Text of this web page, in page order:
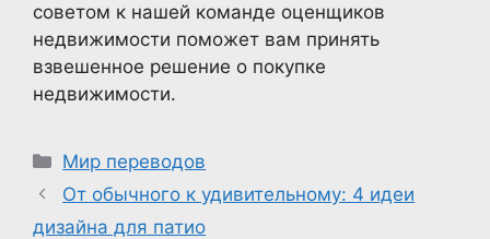
советом к нашей команде оценщиков
недвижимости поможет вам принять
взвешенное решение о покупке
недвижимости.
Рубрики
Мир переводов
От обычного к удивительному: 4 идеи
дизайна для патио